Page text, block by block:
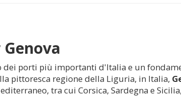
Genova
dei porti più importanti d'Italia e un
pittoresca regione della Liguria, in Italia,
tra cui Corsica, Sardegna e